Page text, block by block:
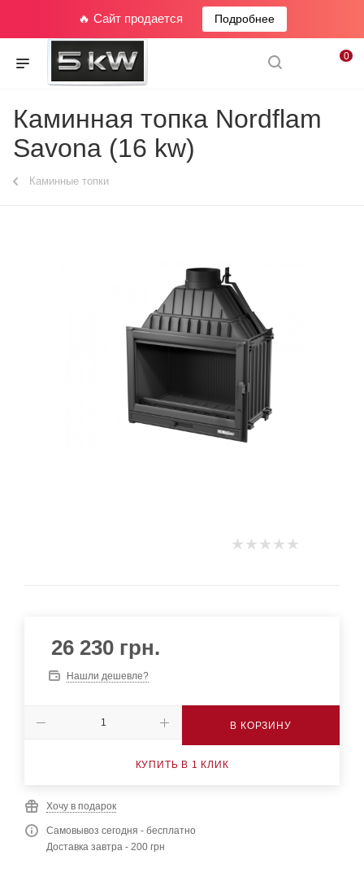
🔥 Сайт продается Подробнее
0
Каминная топка Nordflam
Savona (16 kw)
Каминные топки
26 230 грн.
Нашли дешевле?
В КОРЗИНУ
КУПИТЬ В 1 КЛИК
Хочу в подарок
Самовывоз сегодня - бесплатно
Доставка завтра - 200 грн